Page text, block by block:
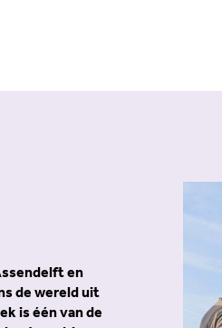
en
de wereld uit
is één van de